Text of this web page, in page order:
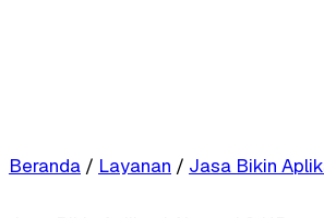
Beranda / Layanan / Jasa Bikin